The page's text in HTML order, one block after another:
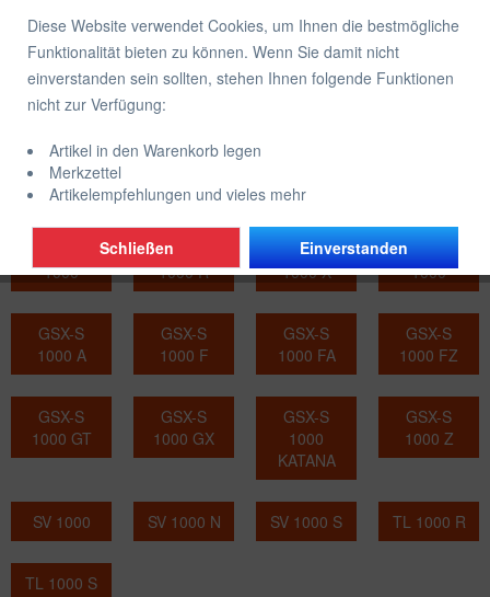
SUZUKI 1000
DL 1000 V-
STROM
STROM XT
F KATANA
1000
GSX-R
1000 R
GSX-R
1000 X
GSX-S
1000
GSX-S
1000 A
GSX-S
1000 F
GSX-S
1000 FA
GSX-S
1000 FZ
GSX-S
1000 GT
GSX-S
1000 GX
GSX-S
1000
KATANA
GSX-S
1000 Z
SV 1000 SV 1000 N SV 1000 S TL 1000 R
TL 1000 S
Diese Website verwendet Cookies, um Ihnen die bestmögliche
Funktionalität bieten zu können. Wenn Sie damit nicht
einverstanden sein sollten, stehen Ihnen folgende Funktionen
nicht zur Verfügung:
Artikel in den Warenkorb legen
Merkzettel
Artikelempfehlungen und vieles mehr
Einverstanden
Schließen